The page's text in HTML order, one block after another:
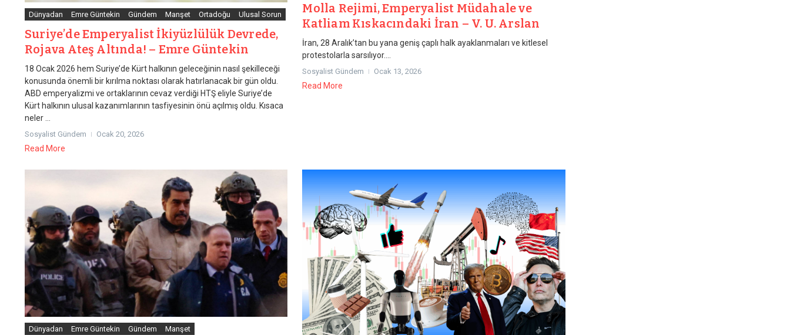
Dünyadan Emre Güntekin Gündem Manşet Ortadoğu Ulusal Sorun
Suriye’de Emperyalist İkiyüzlülük Devrede,
Rojava Ateş Altında! – Emre Güntekin
18 Ocak 2026 hem Suriye’de Kürt halkının geleceğinin nasıl şekilleceği
konusunda önemli bir kırılma noktası olarak hatırlanacak bir gün oldu.
ABD emperyalizmi ve ortaklarının cevaz verdiği HTŞ eliyle Suriye’de
Kürt halkının ulusal kazanımlarının tasfiyesinin önü açılmış oldu. Kısaca
neler ...
Sosyalist Gündem Ocak 20, 2026
Read More
Molla Rejimi, Emperyalist Müdahale ve
Katliam Kıskacındaki İran – V. U. Arslan
İran, 28 Aralık’tan bu yana geniş çaplı halk ayaklanmaları ve kitlesel
protestolarla sarsılıyor....
Sosyalist Gündem Ocak 13, 2026
Read More
Dünyadan Emre Güntekin Gündem Manşet